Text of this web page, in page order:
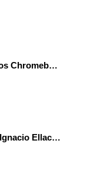
Dale una oportunidad a los Chromebooks y utiliza un proyector para realizar talleres si no tienes pantallas táctiles
Presentación IES CIFPD Ignacio Ellacuría